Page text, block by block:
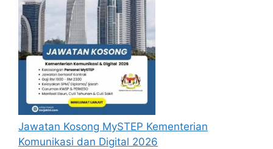
Jawatan Kosong MySTEP Kementerian
Komunikasi dan Digital 2026